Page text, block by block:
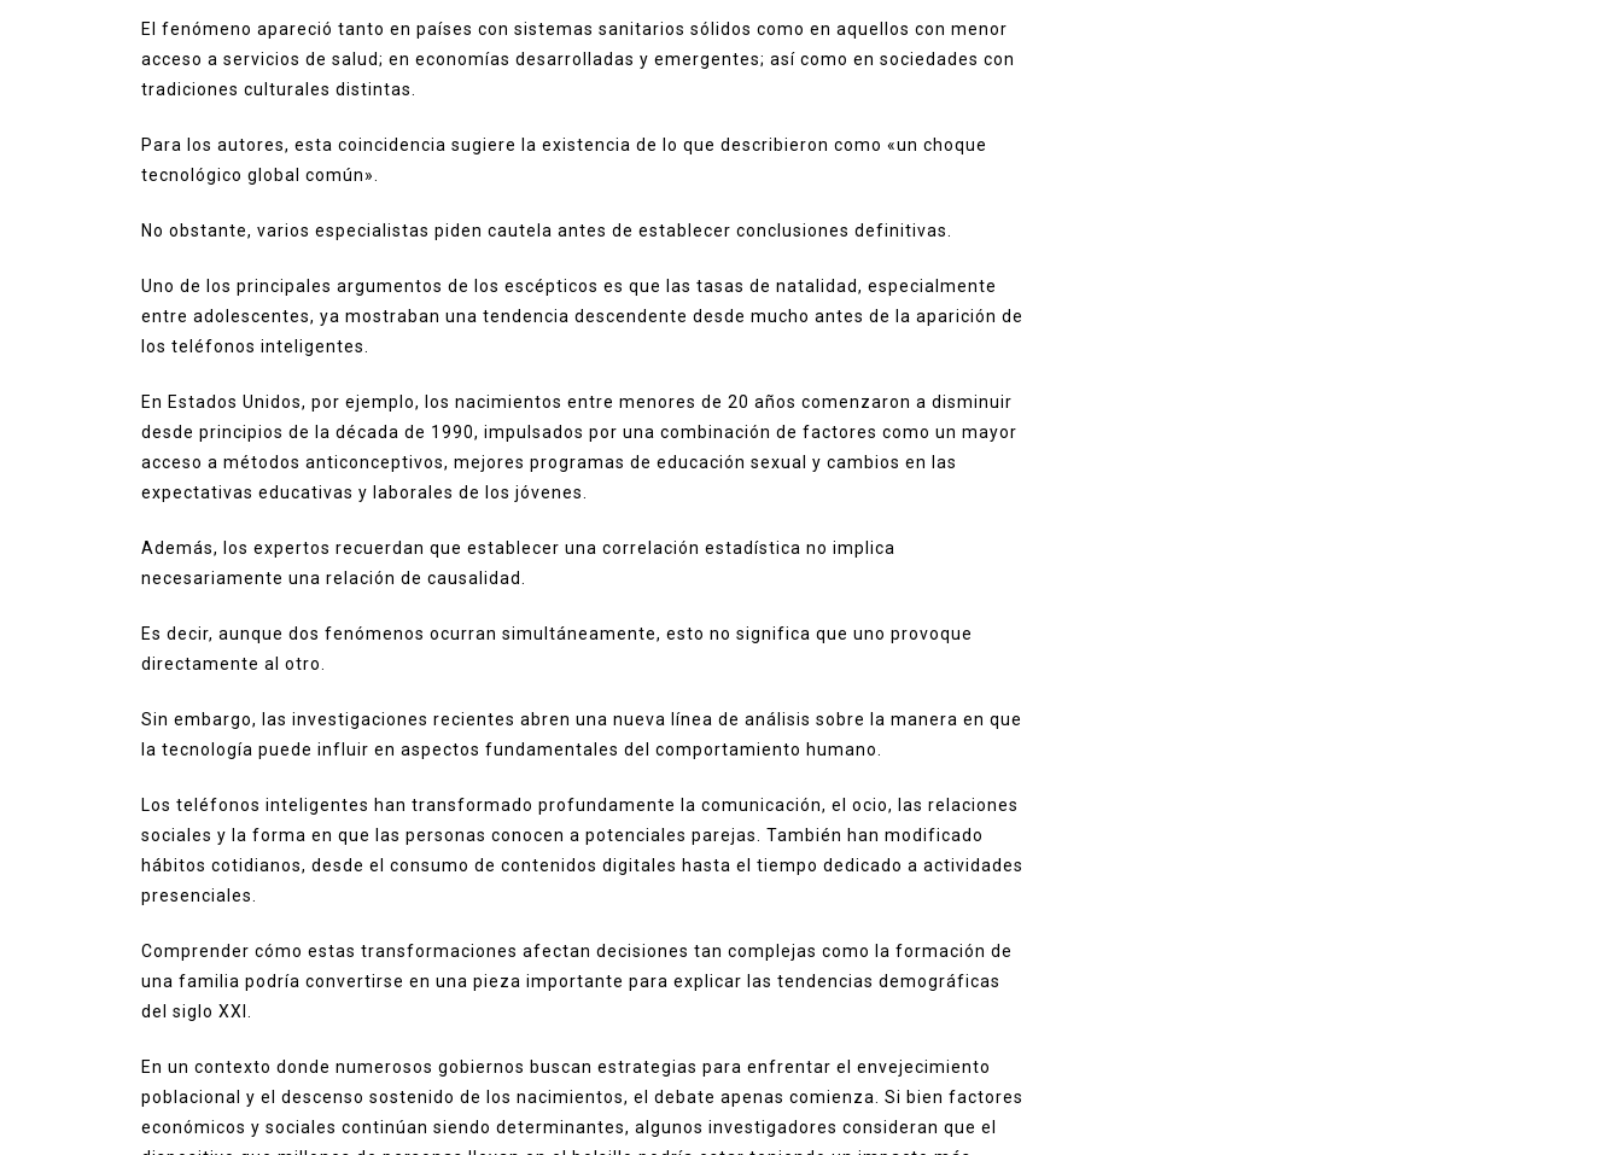
El fenómeno apareció tanto en países con sistemas sanitarios sólidos como en aquellos con menor
acceso a servicios de salud; en economías desarrolladas y emergentes; así como en sociedades con
tradiciones culturales distintas.
Para los autores, esta coincidencia sugiere la existencia de lo que describieron como «un choque
tecnológico global común».
No obstante, varios especialistas piden cautela antes de establecer conclusiones definitivas.
Uno de los principales argumentos de los escépticos es que las tasas de natalidad, especialmente
entre adolescentes, ya mostraban una tendencia descendente desde mucho antes de la aparición de
los teléfonos inteligentes.
En Estados Unidos, por ejemplo, los nacimientos entre menores de 20 años comenzaron a disminuir
desde principios de la década de 1990, impulsados por una combinación de factores como un mayor
acceso a métodos anticonceptivos, mejores programas de educación sexual y cambios en las
expectativas educativas y laborales de los jóvenes.
Además, los expertos recuerdan que establecer una correlación estadística no implica
necesariamente una relación de causalidad.
Es decir, aunque dos fenómenos ocurran simultáneamente, esto no significa que uno provoque
directamente al otro.
Sin embargo, las investigaciones recientes abren una nueva línea de análisis sobre la manera en que
la tecnología puede influir en aspectos fundamentales del comportamiento humano.
Los teléfonos inteligentes han transformado profundamente la comunicación, el ocio, las relaciones
sociales y la forma en que las personas conocen a potenciales parejas. También han modificado
hábitos cotidianos, desde el consumo de contenidos digitales hasta el tiempo dedicado a actividades
presenciales.
Comprender cómo estas transformaciones afectan decisiones tan complejas como la formación de
una familia podría convertirse en una pieza importante para explicar las tendencias demográficas
del siglo XXI.
En un contexto donde numerosos gobiernos buscan estrategias para enfrentar el envejecimiento
poblacional y el descenso sostenido de los nacimientos, el debate apenas comienza. Si bien factores
económicos y sociales continúan siendo determinantes, algunos investigadores consideran que el